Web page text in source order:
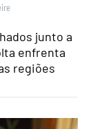
junto a
enfrenta
regiões